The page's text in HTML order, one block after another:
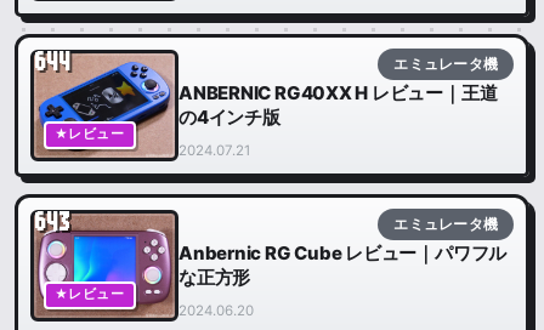
★レビュー
644 エミュレータ機
ANBERNIC RG40XX H レビュー｜王道
の4インチ版
2024.07.21
★レビュー
643 エミュレータ機
Anbernic RG Cube レビュー｜パワフル
な正方形
2024.06.20